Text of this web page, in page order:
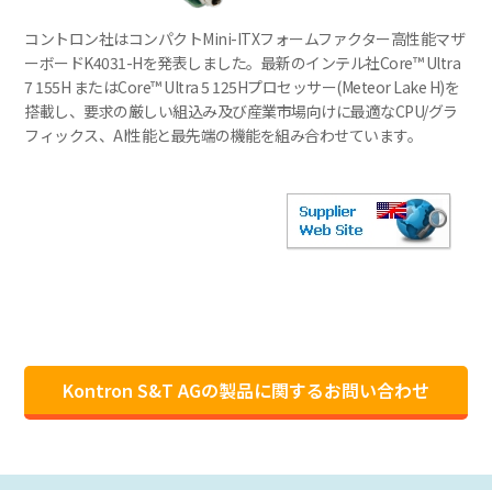
コントロン社はコンパクトMini-ITXフォームファクター高性能マザ
ーボードK4031-Hを発表しました。最新のインテル社Core™ Ultra
7 155H またはCore™ Ultra 5 125Hプロセッサー(Meteor Lake H)を
搭載し、要求の厳しい組込み及び産業市場向けに最適なCPU/グラ
フィックス、AI性能と最先端の機能を組み合わせています。
Kontron S&T AGの製品に関するお問い合わせ